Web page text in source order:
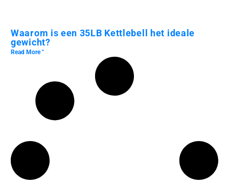
Waarom is een 35LB Kettlebell het ideale
gewicht?
Read More "